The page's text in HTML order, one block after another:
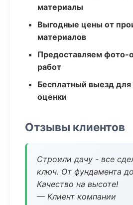
материалы
Выгодные цены от
материалов
Предоставляем фото-
работ
Бесплатный выезд для
оценки
Отзывы клиентов
Строили дачу - все
ключ. От фундамента
Качество на высоте!
— Клиент компании